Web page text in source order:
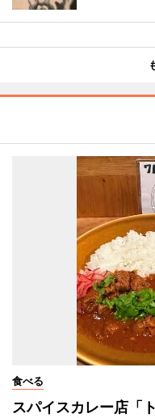
食べる
スパイスカレー店「